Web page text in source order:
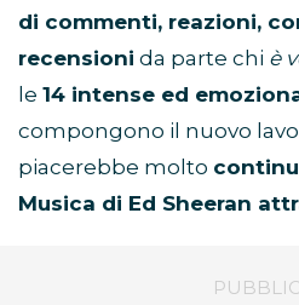
di commenti, reazioni,
recensioni da parte chi è
le 14 intense ed
compongono il nuovo
piacerebbe molto
Musica di Ed Sheeran